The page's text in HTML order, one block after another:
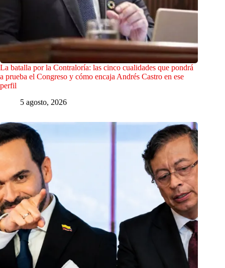
La batalla por la Contraloría: las cinco cualidades que pondrá
a prueba el Congreso y cómo encaja Andrés Castro en ese
perfil
5 agosto, 2026